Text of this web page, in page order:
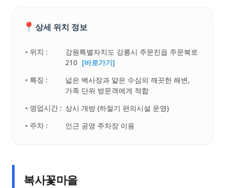
📍 상세 위치 정보
• 위치 :
강원특별자치도 강릉시 주문진읍 주문북로
210 [바로가기]
• 특징 :
넓은 백사장과 얕은 수심의 깨끗한 해변,
가족 단위 방문객에게 적합
• 영업시간 : 상시 개방 (하절기 편의시설 운영)
• 주차 :
인근 공영 주차장 이용
복사꽃마을